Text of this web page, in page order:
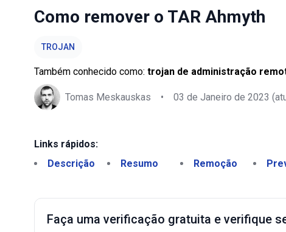
Como remover o TAR Ahmyth
TROJAN
Também conhecido como: trojan de administração
Tomas Meskauskas • 03 de Janeiro de 2023
Links rápidos:
Descrição
Resumo Remoção
Faça uma verificação gratuita e verifique